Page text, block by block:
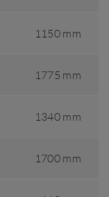
1150 mm
1775 mm
1340 mm
1700 mm